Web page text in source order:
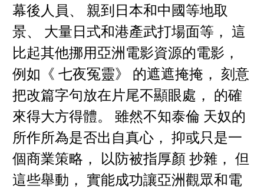
幕後人員、 親到日本和中國等地取
景、 大量日式和港產武打場面等， 這
比起其他挪用亞洲電影資源的電影，
例如《 七夜冤靈》 的遮遮掩掩， 刻意
把改篇字句放在片尾不顯眼處， 的確
來得大方得體。 雖然不知泰倫 天奴的
所作所為是否出自真心， 抑或只是一
個商業策略， 以防被指厚顏 抄雜， 但
這些舉動， 實能成功讓亞洲觀眾和電